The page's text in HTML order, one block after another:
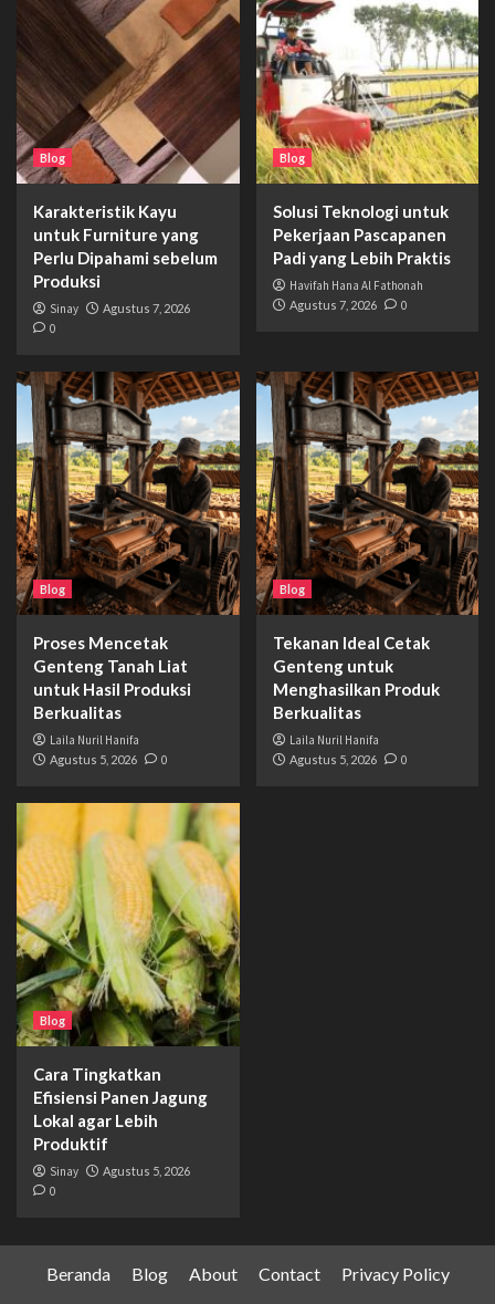
Blog
Karakteristik Kayu
untuk Furniture yang
Perlu Dipahami sebelum
Produksi
Sinay Agustus 7, 2026
0
Blog
Solusi Teknologi untuk
Pekerjaan Pascapanen
Padi yang Lebih Praktis
Havifah Hana Al Fathonah
Agustus 7, 2026 0
Blog
Proses Mencetak
Genteng Tanah Liat
untuk Hasil Produksi
Berkualitas
Laila Nuril Hanifa
Agustus 5, 2026 0
Blog
Tekanan Ideal Cetak
Genteng untuk
Menghasilkan Produk
Berkualitas
Laila Nuril Hanifa
Agustus 5, 2026 0
Blog
Cara Tingkatkan
Efisiensi Panen Jagung
Lokal agar Lebih
Produktif
Sinay Agustus 5, 2026
0
Beranda Blog About Contact Privacy Policy